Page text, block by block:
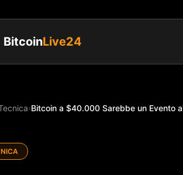
BitcoinLive24
›Bitcoin a $40.000 Sarebbe un Evento